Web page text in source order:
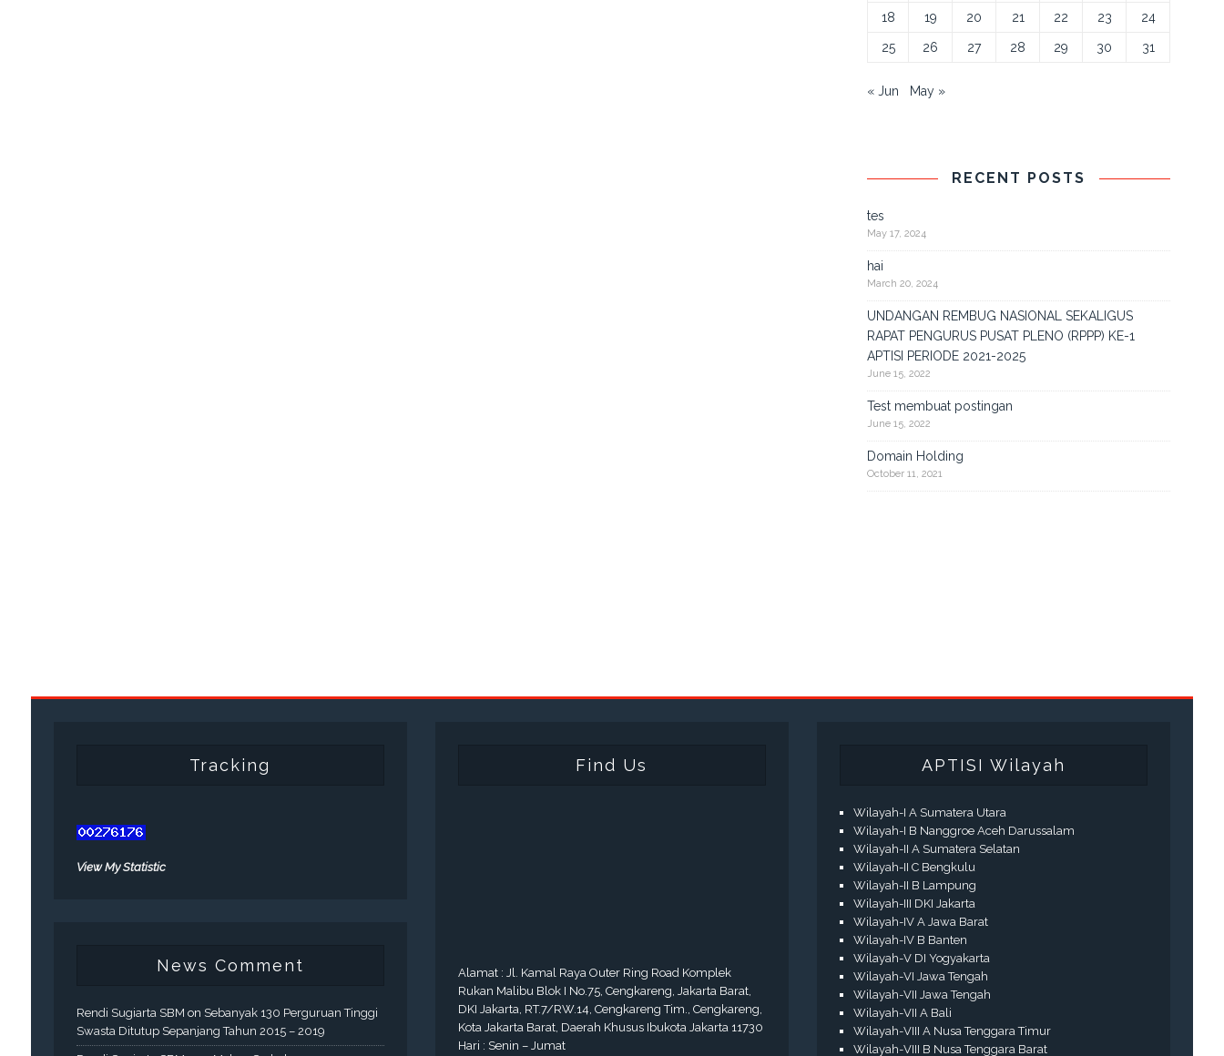
18 19 20 21 22 23 24
25 26 27 28 29 30 31
« Jun May »
RECENT POSTS
tes
May 17, 2024
hai
March 20, 2024
UNDANGAN REMBUG NASIONAL SEKALIGUS
RAPAT PENGURUS PUSAT PLENO (RPPP) KE-1
APTISI PERIODE 2021-2025
June 15, 2022
Test membuat postingan
June 15, 2022
Domain Holding
October 11, 2021
Tracking
View My Statistic
News Comment
Rendi Sugiarta SBM on Sebanyak 130 Perguruan Tinggi
Swasta Ditutup Sepanjang Tahun 2015 – 2019
Find Us
Alamat : Jl. Kamal Raya Outer Ring Road Komplek
Rukan Malibu Blok I No.75, Cengkareng, Jakarta Barat,
DKI Jakarta, RT.7/RW.14, Cengkareng Tim., Cengkareng,
Kota Jakarta Barat, Daerah Khusus Ibukota Jakarta 11730
Hari : Senin – Jumat
APTISI Wilayah
Wilayah-I A Sumatera Utara
Wilayah-I B Nanggroe Aceh Darussalam
Wilayah-II A Sumatera Selatan
Wilayah-II C Bengkulu
Wilayah-II B Lampung
Wilayah-III DKI Jakarta
Wilayah-IV A Jawa Barat
Wilayah-IV B Banten
Wilayah-V DI Yogyakarta
Wilayah-VI Jawa Tengah
Wilayah-VII Jawa Tengah
Wilayah-VII A Bali
Wilayah-VIII A Nusa Tenggara Timur
Wilayah-VIII B Nusa Tenggara Barat